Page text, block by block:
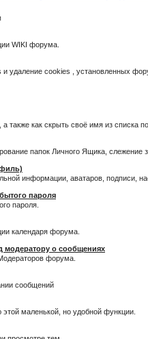
WIKI форума.
удаление cookies , установленных
также как скрыть своё имя из списка
папок Личного Ящика,
информации, аватаров,
пароля
пароля.
календаря форума.
модератору о сообщениях
форума.
сообщений
маленькой, но удобной функции.